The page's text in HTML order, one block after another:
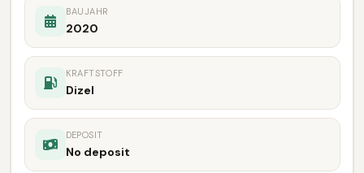
BAUJAHR
2020
KRAFTSTOFF
Dizel
DEPOSIT
No deposit